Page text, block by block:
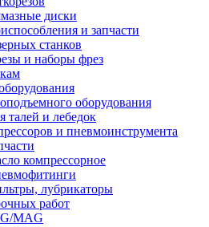
диски
и запчасти
станков
и наборы фрез
оборудования
талей и лебедок
и пневмоинструмента
компрессорное
лубрикаторы
работ
MAG